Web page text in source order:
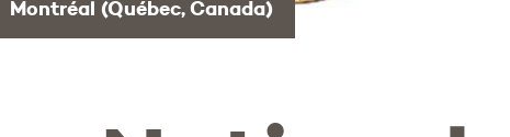
Montréal (Québec, Canada)